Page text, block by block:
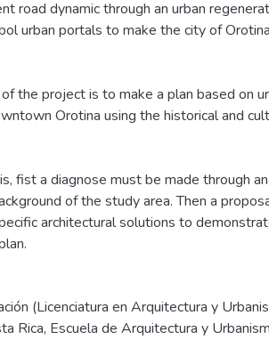
road dynamic through an urban
urban portals to make the city of
the project is to make a plan based on
Orotina using the historical and
fist a diagnose must be made through
of the study area. Then a
architectural solutions to
(Licenciatura en Arquitectura y
Rica, Escuela de Arquitectura y